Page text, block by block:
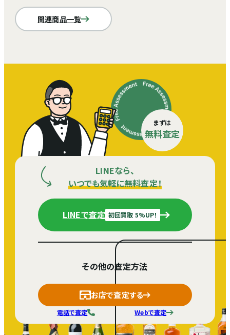
関連商品一覧
まずは
無料査定
LINEなら、
いつでも気軽に無料査定！
LINEで査定 初回買取 5%UP！
その他の査定方法
お店で査定する
Webで査定
電話で査定